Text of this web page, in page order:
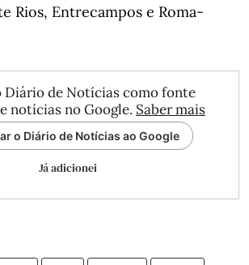
Rios, Entrecampos e Roma-
Diário de Notícias como fonte
notícias no Google. Saber mais
o Diário de Notícias ao Google
Já adicionei